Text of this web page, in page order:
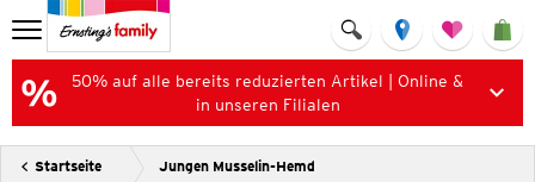
50% auf alle bereits reduzierten Artikel | Online &
in unseren Filialen
Startseite Jungen Musselin-Hemd